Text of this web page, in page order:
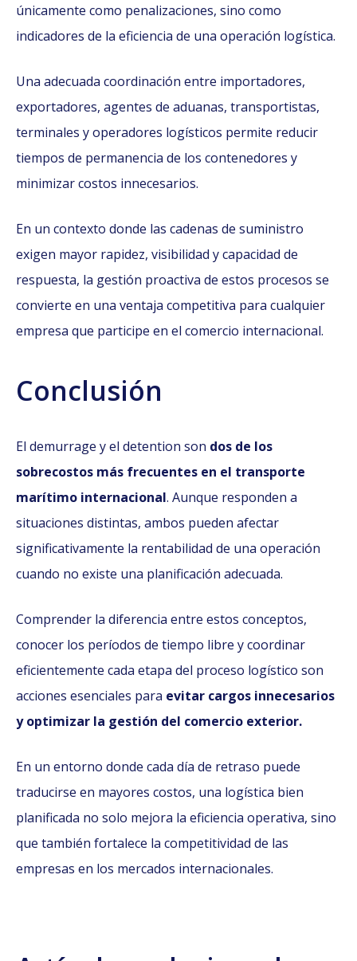
únicamente como penalizaciones, sino como
indicadores de la eficiencia de una operación logística.
Una adecuada coordinación entre importadores,
exportadores, agentes de aduanas, transportistas,
terminales y operadores logísticos permite reducir
tiempos de permanencia de los contenedores y
minimizar costos innecesarios.
En un contexto donde las cadenas de suministro
exigen mayor rapidez, visibilidad y capacidad de
respuesta, la gestión proactiva de estos procesos se
convierte en una ventaja competitiva para cualquier
empresa que participe en el comercio internacional.
Conclusión
El demurrage y el detention son dos de los
sobrecostos más frecuentes en el transporte
marítimo internacional. Aunque responden a
situaciones distintas, ambos pueden afectar
significativamente la rentabilidad de una operación
cuando no existe una planificación adecuada.
Comprender la diferencia entre estos conceptos,
conocer los períodos de tiempo libre y coordinar
eficientemente cada etapa del proceso logístico son
acciones esenciales para evitar cargos innecesarios
y optimizar la gestión del comercio exterior.
En un entorno donde cada día de retraso puede
traducirse en mayores costos, una logística bien
planificada no solo mejora la eficiencia operativa, sino
que también fortalece la competitividad de las
empresas en los mercados internacionales.